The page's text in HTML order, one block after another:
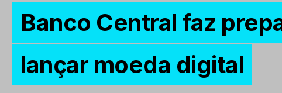
Banco Central faz
lançar moeda digital